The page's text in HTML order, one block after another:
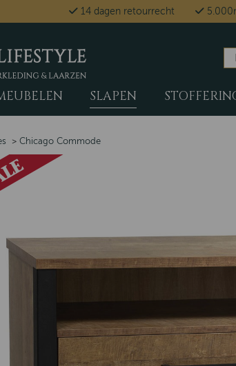
14 dagen retourrecht
SLAPEN
> Chicago Commode